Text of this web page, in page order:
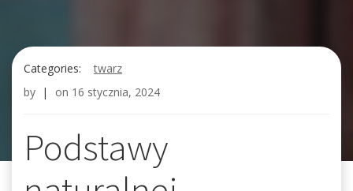
Categories:
twarz
by | on 16 stycznia, 2024
Podstawy